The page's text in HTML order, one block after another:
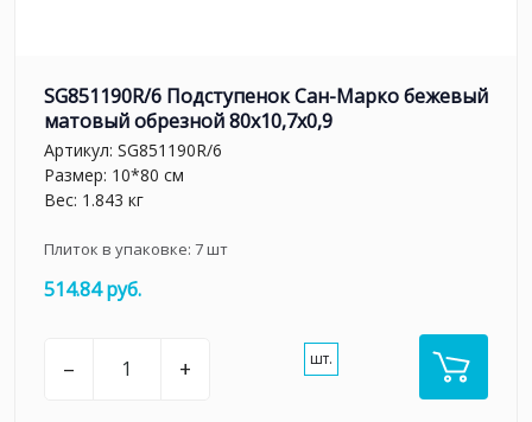
SG851190R/6 Подступенок Сан-Марко бежевый
матовый обрезной 80x10,7x0,9
Артикул: SG851190R/6
Размер: 10*80 см
Вес: 1.843 кг
Плиток в упаковке: 7шт
514.84 руб.
– + шт.